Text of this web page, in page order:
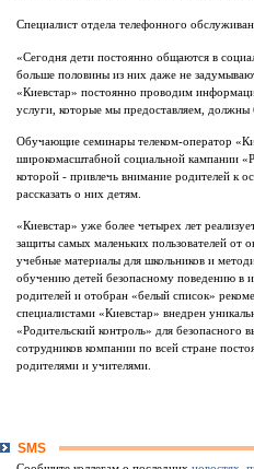
Специалист отдела телефонного
«Сегодня дети постоянно общаются в
больше половины из них даже не
«Киевстар» постоянно проводим
услуги, которые мы предоставляем,
Обучающие семинары телеком-оператор
широкомасштабной социальной кампании
которой - привлечь внимание родителей к
рассказать о них детям.
«Киевстар» уже более четырех лет
защиты самых маленьких пользователей от
учебные материалы для школьников и
обучению детей безопасному поведению в
родителей и отобран «белый список»
специалистами «Киевстар» внедрен
«Родительский контроль» для безопасного
сотрудников компании по всей стране
родителями и учителями.
SMS